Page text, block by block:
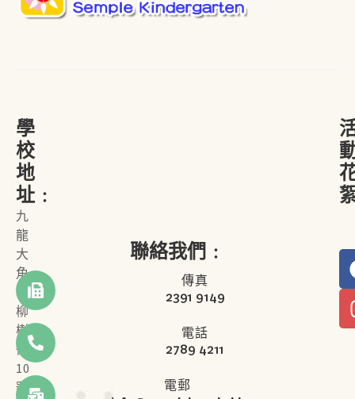
學
校
地
址﹕
九
龍
大
角
咀
柳
樹
街
10
號
聯絡我們﹕
傳真
2391 9149
電話
2789 4211
電郵